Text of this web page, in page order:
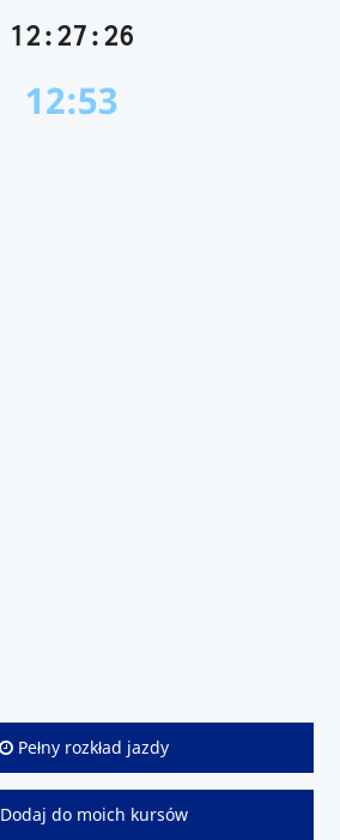
12:27:26
12:53
Pełny rozkład jazdy
Dodaj do moich kursów